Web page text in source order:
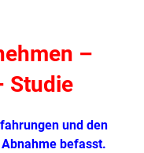
–
Studie
und den
befasst.